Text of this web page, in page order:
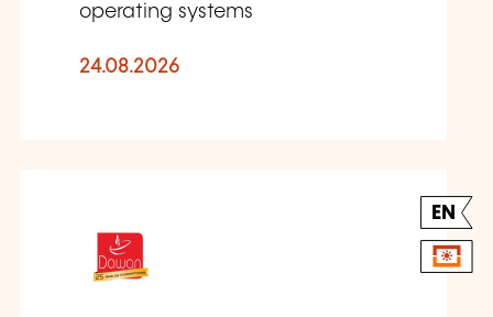
operating systems
24.08.2026
EN